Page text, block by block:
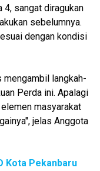
4, sangat diragukan
sebelumnya.
dengan kondisi
mengambil langkah-
Perda ini. Apalagi
masyarakat
jelas Anggota
Kota Pekanbaru